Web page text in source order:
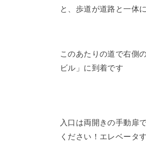
と、歩道が道路と一体
このあたりの道で右側
ビル」に到着です
入口は両開きの手動扉
ください！エレベータ